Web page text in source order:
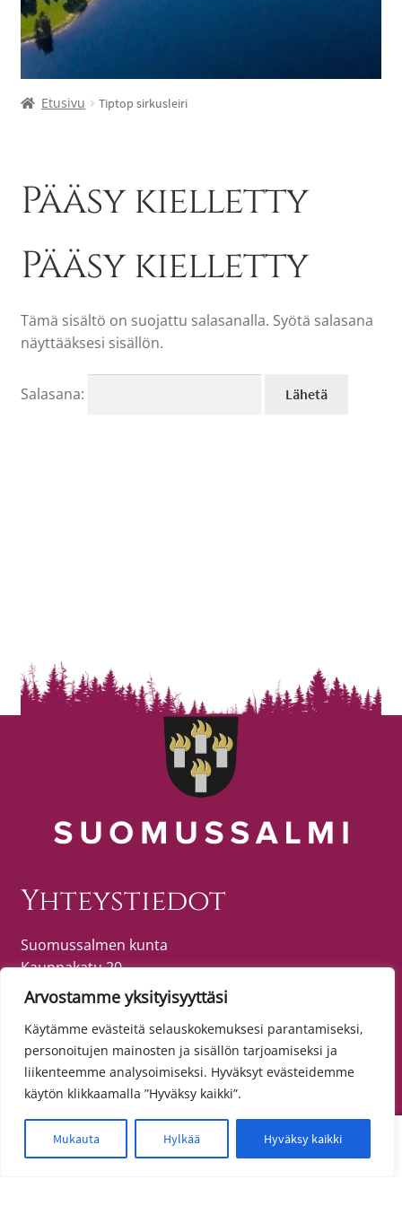
Arvostamme yksityisyyttäsi
Käytämme evästeitä selauskokemuksesi parantamiseksi,
personoitujen mainosten ja sisällön tarjoamiseksi ja
liikenteemme analysoimiseksi. Hyväksyt evästeidemme
käytön klikkaamalla ”Hyväksy kaikki”.
Mukauta Hylkää Hyväksy kaikki
Etusivu Tiptop sirkusleiri
Pääsy kielletty
Pääsy kielletty
Tämä sisältö on suojattu salasanalla. Syötä salasana
näyttääksesi sisällön.
Salasana:
Yhteystiedot
Suomussalmen kunta
Kauppakatu 20
89600 SUOMUSSALMI
puh. (08) 615 55 51 (vaihde)
Tietosuoja
Toimitusehdot
Tietosuojaseloste
Etsi:
Haku